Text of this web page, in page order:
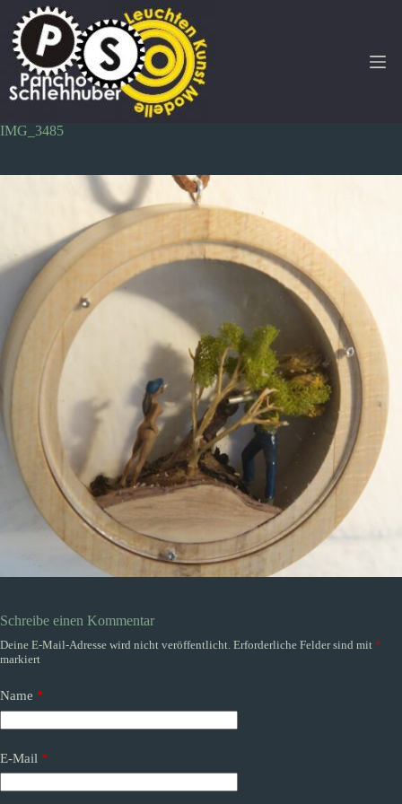
Inhalt
springen
IMG_3485
Schreibe einen Kommentar
Deine E-Mail-Adresse wird nicht veröffentlicht. Erforderliche Felder sind mit *
markiert
Name *
E-Mail *